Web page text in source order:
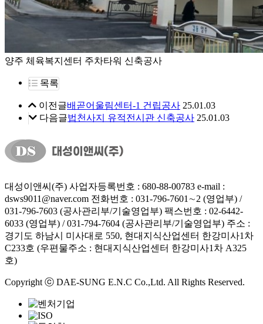
양주 체육복지센터 주차타워 신축공사
목록
이전글배곧어울림센터-1 건립공사 25.01.03
다음글법천사지 유적전시관 신축공사 25.01.03
대성이앤씨(주) 사업자등록번호 : 680-88-00783 e-mail :
dsws9011@naver.com 전화번호 : 031-796-7601∼2 (영업부) /
031-796-7603 (공사관리부/기술영업부) 팩스번호 : 02-6442-
6033 (영업부) / 031-794-7604 (공사관리부/기술영업부) 주소 :
경기도 하남시 미사대로 550, 현대지식산업센터 한강미사1차
C233호 (우편물주소 : 현대지식산업센터 한강미사1차 A325
호)
Copyright ⓒ DAE-SUNG E.N.C Co.,Ltd. All Rights Reserved.